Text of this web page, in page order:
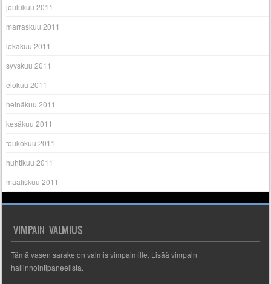
joulukuu 2011
marraskuu 2011
lokakuu 2011
syyskuu 2011
elokuu 2011
heinäkuu 2011
kesäkuu 2011
toukokuu 2011
huhtikuu 2011
maaliskuu 2011
VIMPAIN VALMIUS
Tämä vasen sarake on valmis vimpaimille. Lisää vimpain
hallinnointipaneelista.